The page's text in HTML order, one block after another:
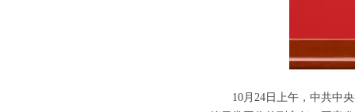
10月24日上午，中共中央